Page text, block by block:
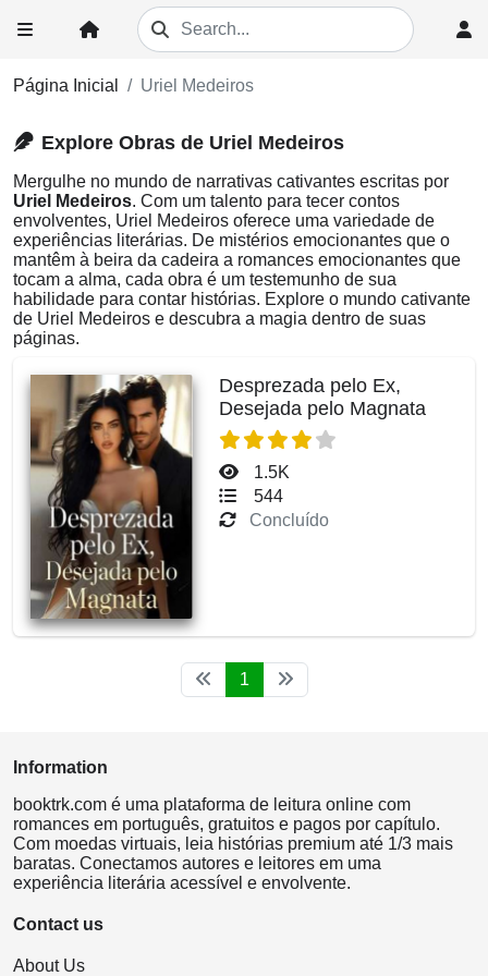
Página Inicial Uriel Medeiros
Explore Obras de Uriel Medeiros
Mergulhe no mundo de narrativas cativantes escritas por
Uriel Medeiros. Com um talento para tecer contos
envolventes, Uriel Medeiros oferece uma variedade de
experiências literárias. De mistérios emocionantes que o
mantêm à beira da cadeira a romances emocionantes que
tocam a alma, cada obra é um testemunho de sua
habilidade para contar histórias. Explore o mundo cativante
de Uriel Medeiros e descubra a magia dentro de suas
páginas.
Desprezada pelo Ex,
Desejada pelo Magnata
1.5K
544
Concluído
1
Information
booktrk.com é uma plataforma de leitura online com
romances em português, gratuitos e pagos por capítulo.
Com moedas virtuais, leia histórias premium até 1/3 mais
baratas. Conectamos autores e leitores em uma
experiência literária acessível e envolvente.
Contact us
About Us